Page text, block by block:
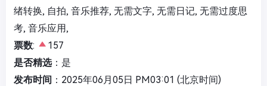
绪转换, 自拍, 音乐推荐, 无需文字, 无需日记, 无需过度思
考, 音乐应用,
票数:
157
是否精选：是
发布时间 ：2025年06月05日 PM03:01 (北京时间)